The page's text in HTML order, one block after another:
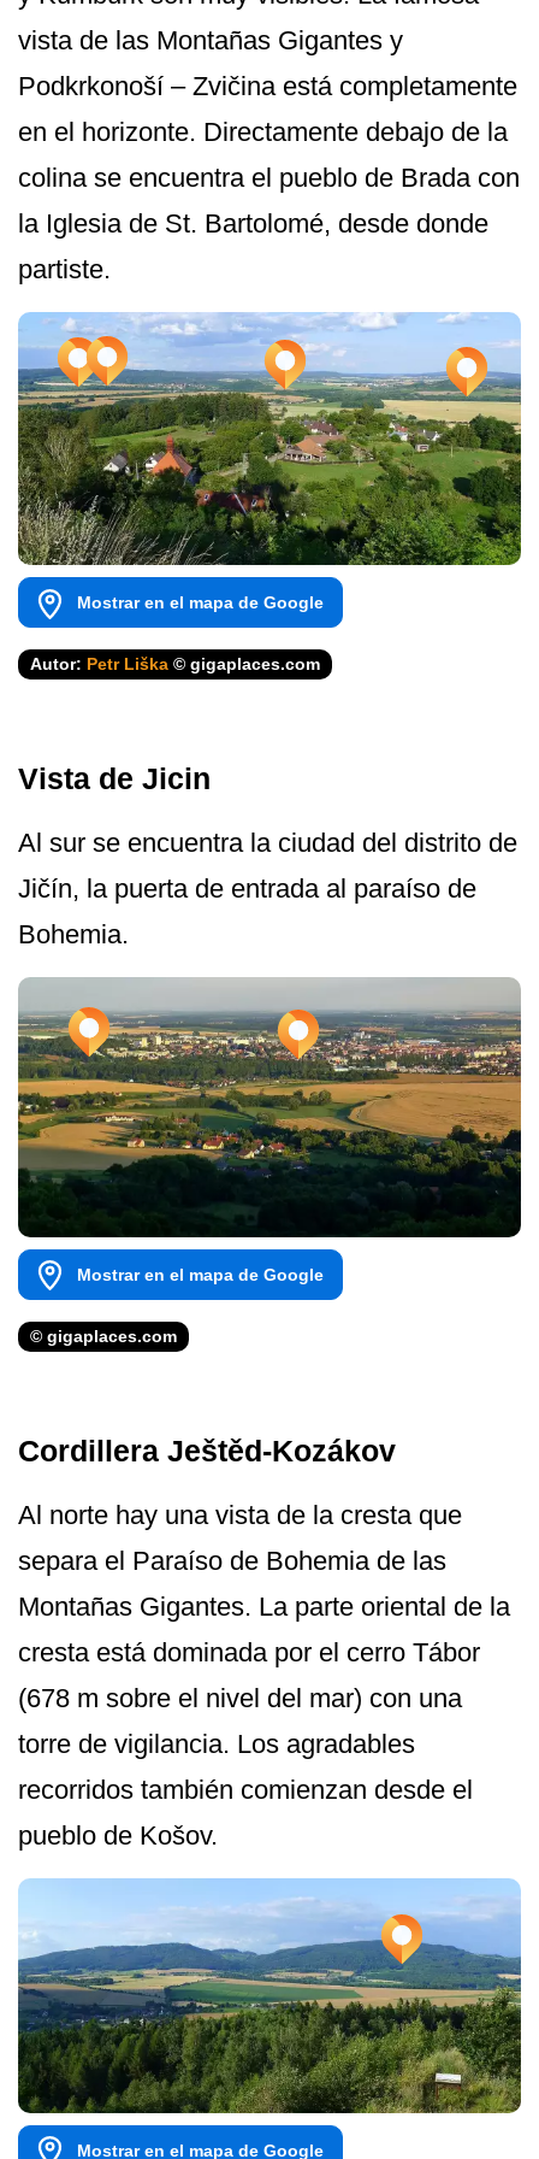
vista de las Montañas Gigantes y
Podkrkonoší – Zvičina está completamente
en el horizonte. Directamente debajo de la
colina se encuentra el pueblo de Brada con
la Iglesia de St. Bartolomé, desde donde
partiste.
Mostrar en el mapa de Google
Autor: Petr Liška © gigaplaces.com
Vista de Jicin
Al sur se encuentra la ciudad del distrito de
Jičín, la puerta de entrada al paraíso de
Bohemia.
Mostrar en el mapa de Google
© gigaplaces.com
Cordillera Ještěd-Kozákov
Al norte hay una vista de la cresta que
separa el Paraíso de Bohemia de las
Montañas Gigantes. La parte oriental de la
cresta está dominada por el cerro Tábor
(678 m sobre el nivel del mar) con una
torre de vigilancia. Los agradables
recorridos también comienzan desde el
pueblo de Košov.
Mostrar en el mapa de Google